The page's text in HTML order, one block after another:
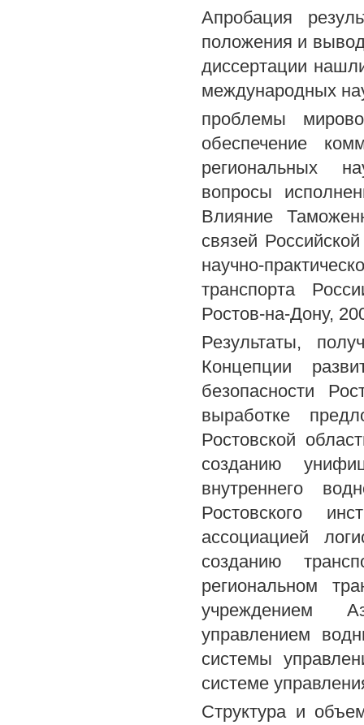
Апробация
положения и
диссертации
международных
проблемы
обеспечение
региональных
вопросы
Влияние
связей
научно-
транспорта
Ростов-на-Дону,
Результаты,
Концепции
безопасности
выработке
Ростовской
созданию
внутреннего
Ростовского
ассоциацией
созданию
региональном
учреждением
управлением
системы
системе
Структура и